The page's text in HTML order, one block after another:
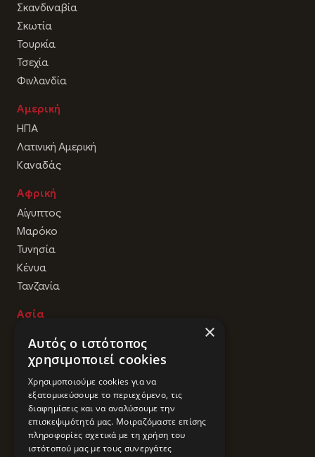
Σκανδιναβία
Σκωτία
Τουρκία
Τσεχία
Φινλανδία
Αμερική
ΗΠΑ
Λατινική Αμερική
Καναδάς
Αφρική
Αίγυπτος
Μαρόκο
Τυνησία
Κένυα
Τανζανία
Ασία
Κίνα
Ιαπωνία
Κορέα
Μπαλί
Βιετνάμ
Ινδικός Ωκεανός
×
Αυτός ο ιστότοπος
χρησιμοποιεί cookies
Χρησιμοποιούμε cookies για να
εξατομικεύσουμε το περιεχόμενο, τις
διαφημίσεις και να αναλύσουμε την
επισκεψιμότητά μας. Μοιραζόμαστε επίσης
πληροφορίες σχετικά με τη χρήση του
ιστότοπού μας με τους συνεργάτες